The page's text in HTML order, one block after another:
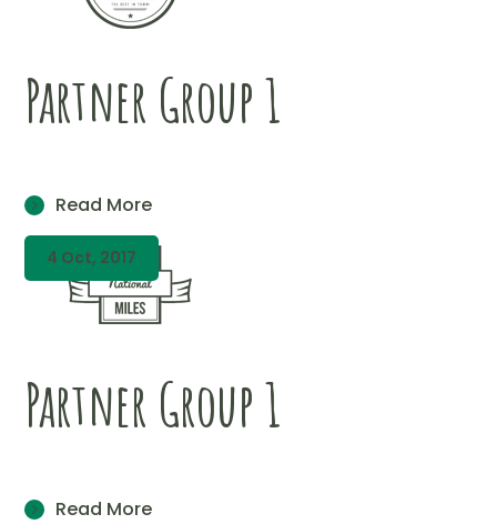
Partner Group 1
Read More
4 Oct, 2017
Partner Group 1
Read More